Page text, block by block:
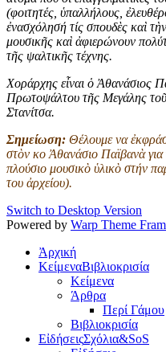
(φοιτητές, ὑπαλλήλους,
ἐνασχόλησή τίς σπουδὲς καὶ
μουσικῆς καὶ ἀφιερώνουν
τῆς ψαλτικῆς τέχνης.
Χοράρχης εἶναι ὁ Ἀθανάσιος
Πρωτοψάλτου τῆς Μεγάλης
Στανίτσα.
Σημείωση: Θέλουμε να
στὸν κο Ἀθανάσιο Παϊβανὰ για
πλούσιο μουσικὸ ὑλικὸ στήν
του ἀρχείου).
Switch to Desktop Version
Powered by Warp Theme
Ἀρχική
ΚείμεναΒιβλιοκρισία
Κείμενα
Άρθρα
Περί Γάμου
Βιβλιοκρισία
ΕἰδήσειςΣχόλια&SoS